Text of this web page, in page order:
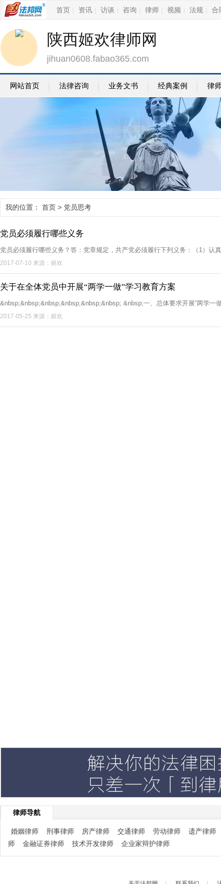
首页 资讯 访谈 咨询 律师 视频 法规 合
陕西姬欢律师网
jihuan0608.fabao365.com
网站首页 法律咨询 业务文书 经典案例 律
我的位置： 首页 > 党员思考
党员必须履行哪些义务
党员必须履行哪些义务？答：党章规定，共产党必须履行下列义务：（1）认
2017-07-10 来源：姬欢
关于在全体党员中开展“两学一做”学习教育方案
&nbsp;&nbsp;&nbsp;&nbsp;&nbsp;&nbsp; &nbsp;一、总体要求开展“两学一
2017-05-25 来源：姬欢
律师导航
婚姻律师 刑事律师 房产律师 交通律师 劳动律师
遗产律师
师
金融证券律师 技术开发律师 企业家辩护律师